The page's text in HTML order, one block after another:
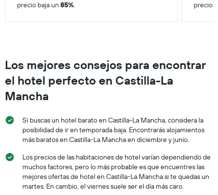
precio baja un 85%.
precio
Los mejores consejos para encontrar
el hotel perfecto en Castilla-La
Mancha
Si buscas un hotel barato en Castilla-La Mancha, considera la
posibilidad de ir en temporada baja. Encontrarás alojamientos
más baratos en Castilla-La Mancha en diciembre y junio.
Los precios de las habitaciones de hotel varían dependiendo de
muchos factores, pero lo más probable es que encuentres las
mejores ofertas de hotel en Castilla-La Mancha si te quedas un
martes. En cambio, el viernes suele ser el día más caro.